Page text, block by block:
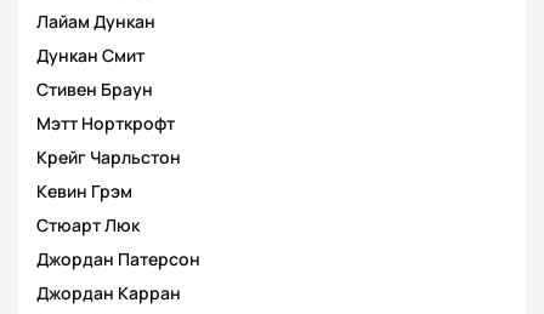
Лайам Дункан
Дункан Смит
Стивен Браун
Мэтт Норткрофт
Крейг Чарльстон
Кевин Грэм
Стюарт Люк
Джордан Патерсон
Джордан Карран